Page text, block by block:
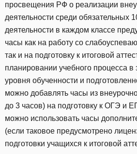
просвещения РФ о реализации
деятельности среди обязательных
деятельности в каждом классе
часы как на работу со
так и на подготовку к итоговой
планировании учебного процесса в
уровня обученности и
можно добавлять часы из
до 3 часов) на подготовку к ОГЭ и
можно использовать часы
(если таковое предусмотрено
подготовки учащихся к итоговой